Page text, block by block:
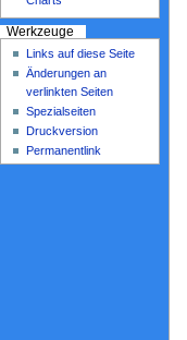
Werkzeuge
Links auf diese Seite
Änderungen an
verlinkten Seiten
Spezialseiten
Druckversion
Permanentlink